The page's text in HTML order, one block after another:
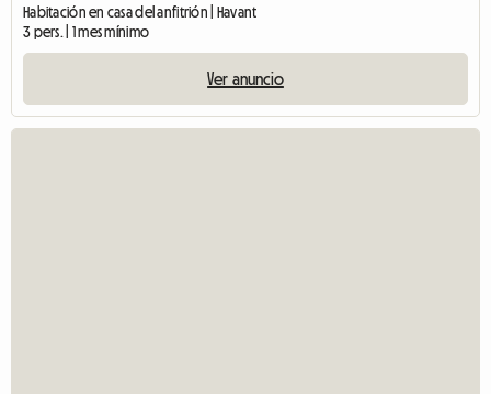
Habitación en casa del anfitrión | Havant
3 pers. | 1 mes mínimo
Ver anuncio